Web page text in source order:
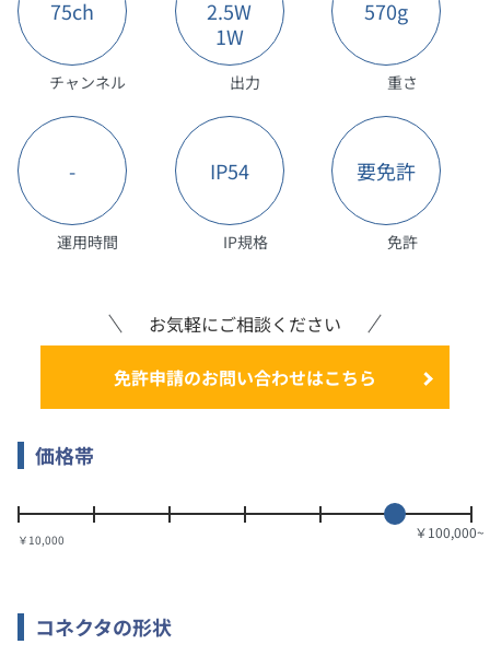
75ch
チャンネル
2.5W
1W
出力
570g
重さ
-
運用時間
IP54
IP規格
要免許
免許
お気軽にご相談ください
免許申請のお問い合わせはこちら
価格帯
￥10,000
コネクタの形状